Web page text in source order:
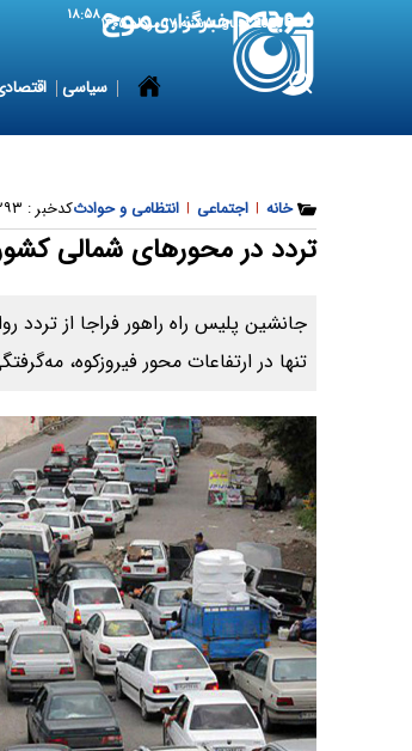
8 August 2026 شنبه ۱۷ مرداد ۱۴۰۵ ۱۸:۵۸
سیاسی
خانه | اجتماعی | انتظامی و حوادثکدخبر :
تردد در محورهای شمالی
جانشین پلیس راه راهور فراجا از
تنها در ارتفاعات محور فیروزکوه،